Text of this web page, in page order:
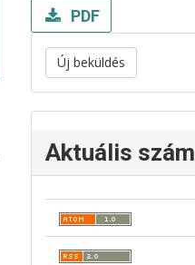
PDF
Új beküldés
Aktuális szám